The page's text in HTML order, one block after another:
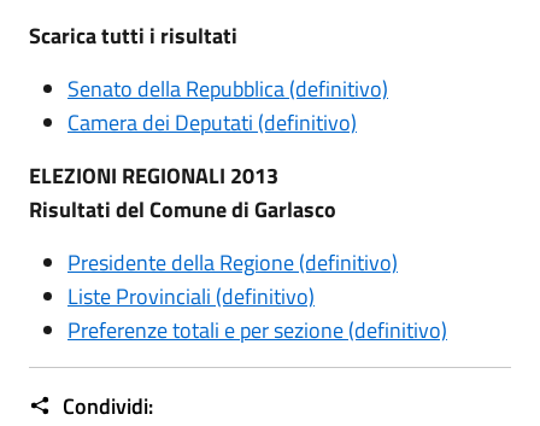
Scarica tutti i risultati
Senato della Repubblica (definitivo)
Camera dei Deputati (definitivo)
ELEZIONI REGIONALI 2013
Risultati del Comune di Garlasco
Presidente della Regione (definitivo)
Liste Provinciali (definitivo)
Preferenze totali e per sezione (definitivo)
Condividi: